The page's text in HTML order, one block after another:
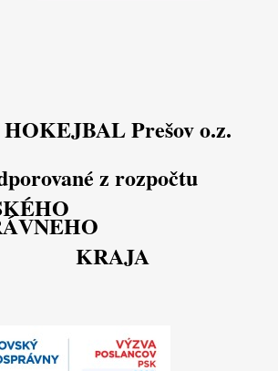
Prešov o.z.
z rozpočtu